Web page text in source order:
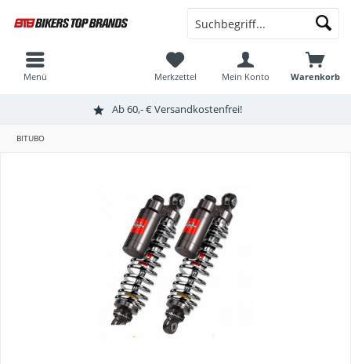
Ab 60,- € Versandkostenfrei!
Warenkorb
Merkzettel Mein Konto
Menü
BITUBO